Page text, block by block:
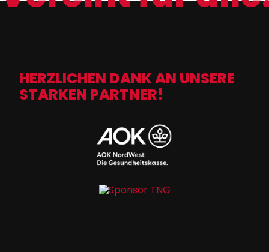
HERZLICHEN DANK AN UNSERE
STARKEN PARTNER!